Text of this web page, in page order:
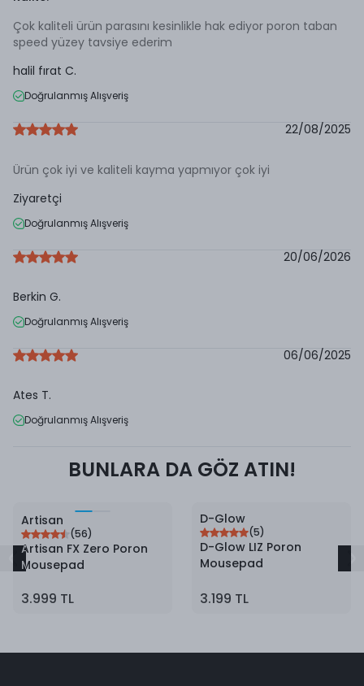
halil fırat C.
Doğrulanmış Alışveriş
Çok kaliteli ürün parasını kesinlikle hak ediyor poron taban
speed yüzey tavsiye ederim
Ziyaretçi
Doğrulanmış Alışveriş
22/08/2025
Ürün çok iyi ve kaliteli kayma yapmıyor çok iyi
Berkin G.
Doğrulanmış Alışveriş
20/06/2026
Ates T.
Doğrulanmış Alışveriş
06/06/2025
BUNLARA DA GÖZ ATIN!
Artisan
(56)
Artisan FX Zero Poron
Mousepad
3.999 TL
D-Glow
(5)
D-Glow LIZ Poron
Mousepad
3.199 TL